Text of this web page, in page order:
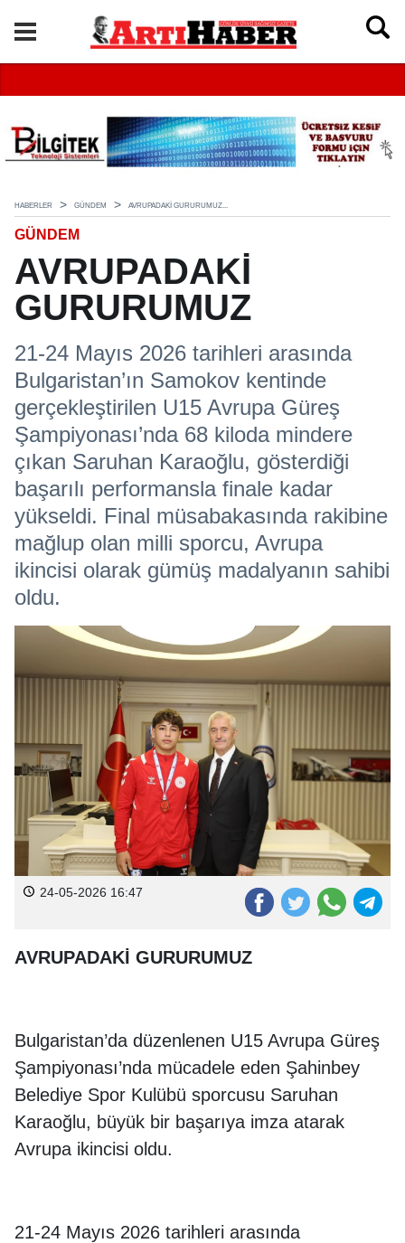
HABERLER GÜNDEM AVRUPADAKİ GURURUMUZ...
GÜNDEM
AVRUPADAKİ
GURURUMUZ
21-24 Mayıs 2026 tarihleri arasında
Bulgaristan’ın Samokov kentinde
gerçekleştirilen U15 Avrupa Güreş
Şampiyonası’nda 68 kiloda mindere
çıkan Saruhan Karaoğlu, gösterdiği
başarılı performansla finale kadar
yükseldi. Final müsabakasında rakibine
mağlup olan milli sporcu, Avrupa
ikincisi olarak gümüş madalyanın sahibi
oldu.
24-05-2026 16:47
AVRUPADAKİ GURURUMUZ
Bulgaristan’da düzenlenen U15 Avrupa Güreş
Şampiyonası’nda mücadele eden Şahinbey
Belediye Spor Kulübü sporcusu Saruhan
Karaoğlu, büyük bir başarıya imza atarak
Avrupa ikincisi oldu.
21-24 Mayıs 2026 tarihleri arasında